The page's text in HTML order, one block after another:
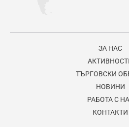
ЗА НАС
ТЪРГОВСКИ
НОВИНИ
РАБОТА С
КОНТАКТИ